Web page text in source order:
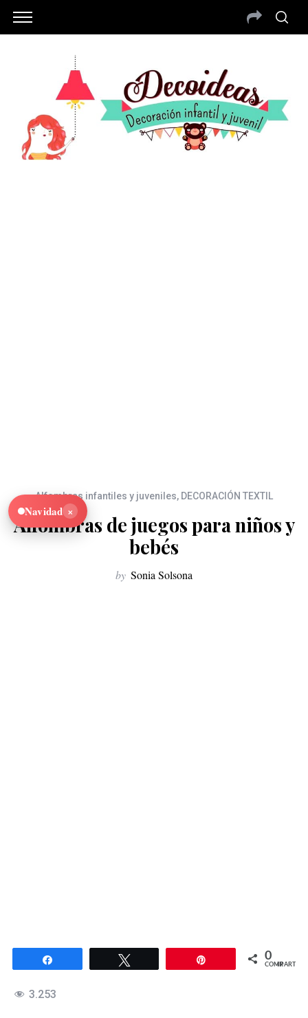
Alfombras infantiles y juveniles, DECORACIÓN TEXTIL
Alfombras de juegos para niños y
bebés
by Sonia Solsona
0
COMPARTIR
3.253
Navidad ×